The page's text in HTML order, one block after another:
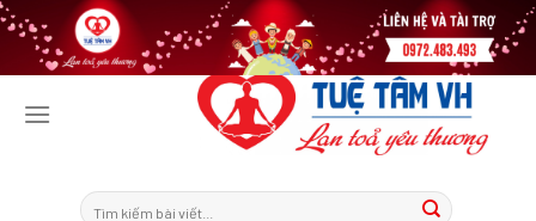
Tiếp
tục
tới